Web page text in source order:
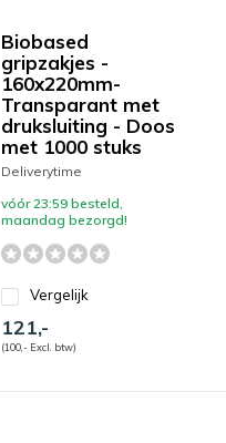
Biobased
gripzakjes -
160x220mm-
Transparant met
druksluiting - Doos
met 1000 stuks
Deliverytime
vóór 23:59 besteld,
maandag bezorgd!
Vergelijk
121,-
(100,- Excl. btw)